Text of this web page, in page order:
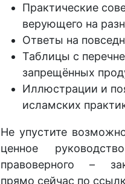
Практические
верующего на
Ответы на
Таблицы с
запрещённых
Иллюстрации и
исламских
Не упустите
ценное
правоверного –
прямо сейчас по